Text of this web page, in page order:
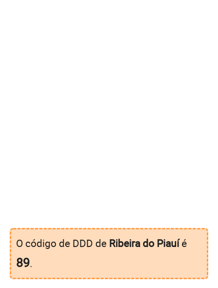
O código de DDD de Ribeira do Piauíé
89.